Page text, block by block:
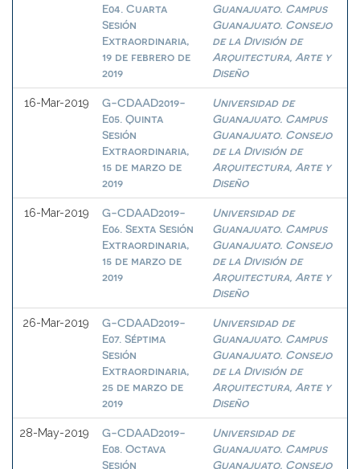
E04. Cuarta
Sesión
Extraordinaria,
19 de febrero de
2019
Guanajuato. Campus
Guanajuato. Consejo
de la División de
Arquitectura, Arte y
Diseño
16-Mar-2019
G-CDAAD2019-
E05. Quinta
Sesión
Extraordinaria,
15 de marzo de
2019
Universidad de
Guanajuato. Campus
Guanajuato. Consejo
de la División de
Arquitectura, Arte y
Diseño
16-Mar-2019
G-CDAAD2019-
E06. Sexta Sesión
Extraordinaria,
15 de marzo de
2019
Universidad de
Guanajuato. Campus
Guanajuato. Consejo
de la División de
Arquitectura, Arte y
Diseño
26-Mar-2019
G-CDAAD2019-
E07. Séptima
Sesión
Extraordinaria,
25 de marzo de
2019
Universidad de
Guanajuato. Campus
Guanajuato. Consejo
de la División de
Arquitectura, Arte y
Diseño
28-May-2019
G-CDAAD2019-
E08. Octava
Sesión
Universidad de
Guanajuato. Campus
Guanajuato. Consejo